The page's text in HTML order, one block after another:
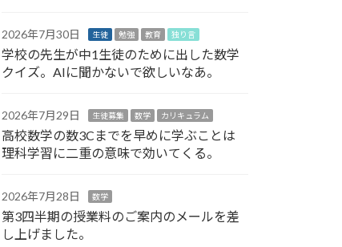
2026年7月30日 生徒 勉強 教育 独り言
学校の先生が中1生徒のために出した数学
クイズ。AIに聞かないで欲しいなあ。
2026年7月29日 生徒募集 数学 カリキュラム
高校数学の数3Cまでを早めに学ぶことは
理科学習に二重の意味で効いてくる。
2026年7月28日 数学
第3四半期の授業料のご案内のメールを差
し上げました。